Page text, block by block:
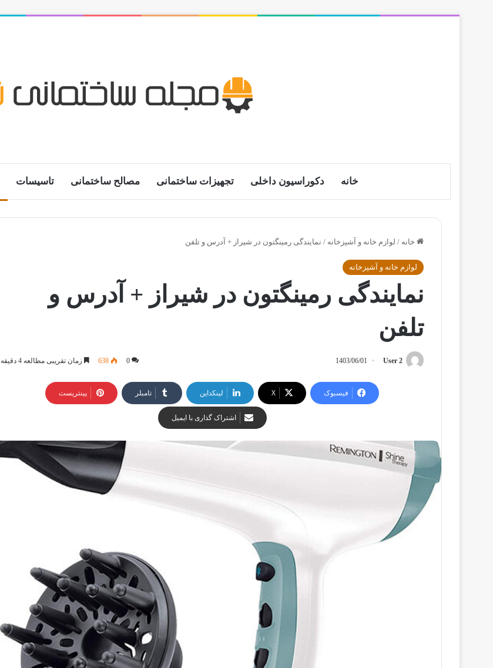
خانه دکوراسیون داخلی تجهیزات ساختمانی مصالح ساختمانی تاسیسات
خانه / لوازم خانه و آشپزخانه / نمایندگی رمینگتون در شیراز + آدرس و تلفن
لوازم خانه و آشپزخانه
نمایندگی رمینگتون در شیراز + آدرس و
تلفن
User 2
1403/06/01
0
638 زمان تقریبی مطالعه 4 دقیقه
فیسبوک X لینکداین تامبلر پینتریست
اشتراک گذاری با ایمیل